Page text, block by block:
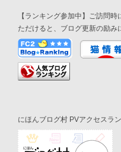
【ランキング参加中】ご訪問
ただけると、ブログ更新の励み
にほんブログ村 PVアクセスラ